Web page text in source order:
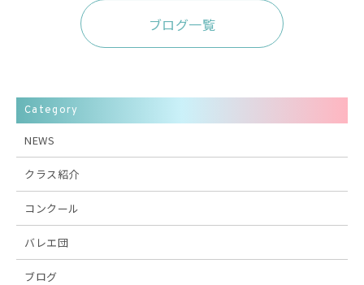
ブログ一覧
Category
NEWS
クラス紹介
コンクール
バレエ団
ブログ